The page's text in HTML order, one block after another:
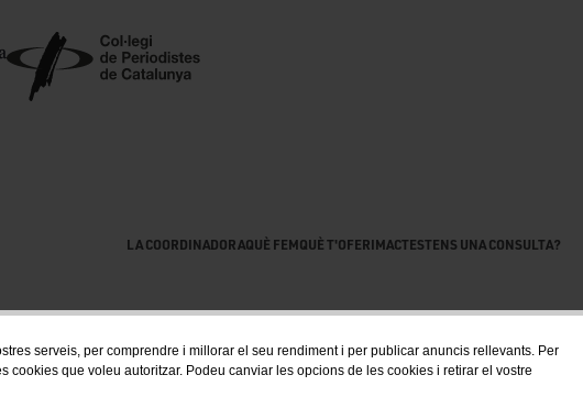
serveis, per comprendre i millorar el seu rendiment i per publicar anuncis rellevants. Per
cookies que voleu autoritzar. Podeu canviar les opcions de les cookies i retirar el vostre
LA COORDINADORAQUÈ FEMQUÈ T'OFERIMACTESTENS UNA CONSULTA?